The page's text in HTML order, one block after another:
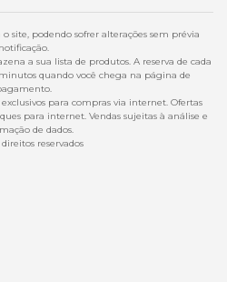
o site, podendo sofrer alterações sem prévia
notificação.
a sua lista de produtos. A reserva de cada
quando você chega na página de
para compras via internet. Ofertas
para internet. Vendas sujeitas à análise e
de dados.
direitos reservados